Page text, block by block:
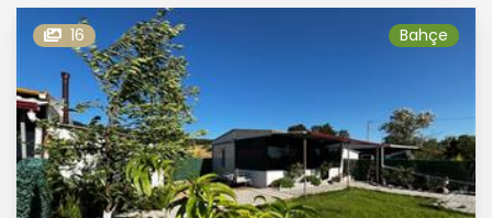
16 Bahçe